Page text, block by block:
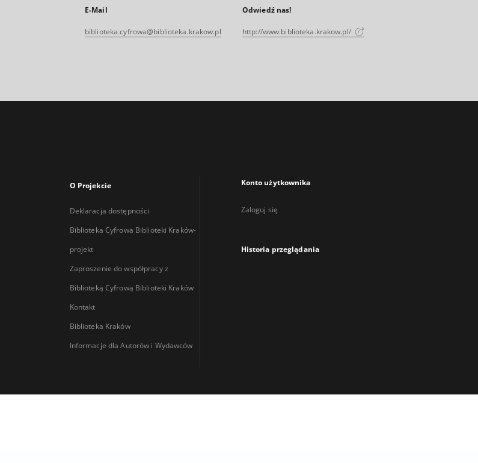
E-Mail
biblioteka.cyfrowa@biblioteka.krakow.pl
Odwiedź nas!
http://www.biblioteka.krakow.pl/
O Projekcie
Deklaracja dostępności
Biblioteka Cyfrowa Biblioteki Kraków-
projekt
Zaproszenie do współpracy z
Biblioteką Cyfrową Biblioteki Kraków
Kontakt
Biblioteka Kraków
Informacje dla Autorów i Wydawców
Konto użytkownika
Zaloguj się
Historia przeglądania